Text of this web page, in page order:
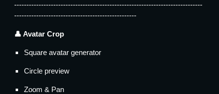
-----------------------------------------------------------------------------
--------------------------------------------------
👤 Avatar Crop
Square avatar generator
Circle preview
Zoom & Pan